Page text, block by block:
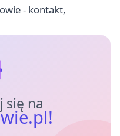
- kontakt,
się na